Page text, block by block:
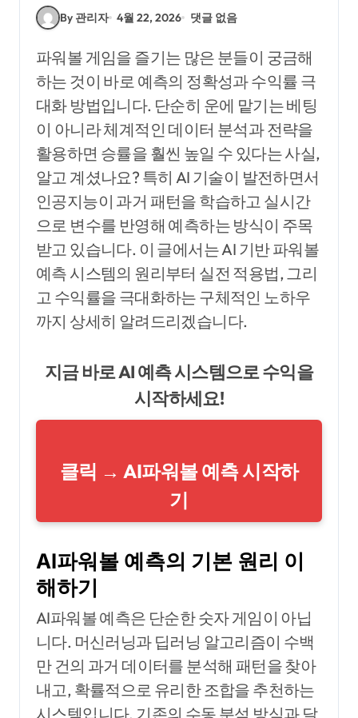
By 관리자 4월 22, 2026 댓글 없음
파워볼 게임을 즐기는 많은 분들이 궁금해
하는 것이 바로 예측의 정확성과 수익률 극
대화 방법입니다. 단순히 운에 맡기는 베팅
이 아니라 체계적인 데이터 분석과 전략을
활용하면 승률을 훨씬 높일 수 있다는 사실,
알고 계셨나요? 특히 AI 기술이 발전하면서
인공지능이 과거 패턴을 학습하고 실시간
으로 변수를 반영해 예측하는 방식이 주목
받고 있습니다. 이 글에서는 AI 기반 파워볼
예측 시스템의 원리부터 실전 적용법, 그리
고 수익률을 극대화하는 구체적인 노하우
까지 상세히 알려드리겠습니다.
지금 바로 AI 예측 시스템으로 수익을
시작하세요!
클릭 → AI파워볼 예측 시작하
기
AI파워볼 예측의 기본 원리 이
해하기
AI파워볼 예측은 단순한 숫자 게임이 아닙
니다. 머신러닝과 딥러닝 알고리즘이 수백
만 건의 과거 데이터를 분석해 패턴을 찾아
내고, 확률적으로 유리한 조합을 추천하는
시스템입니다. 기존의 수동 분석 방식과 달